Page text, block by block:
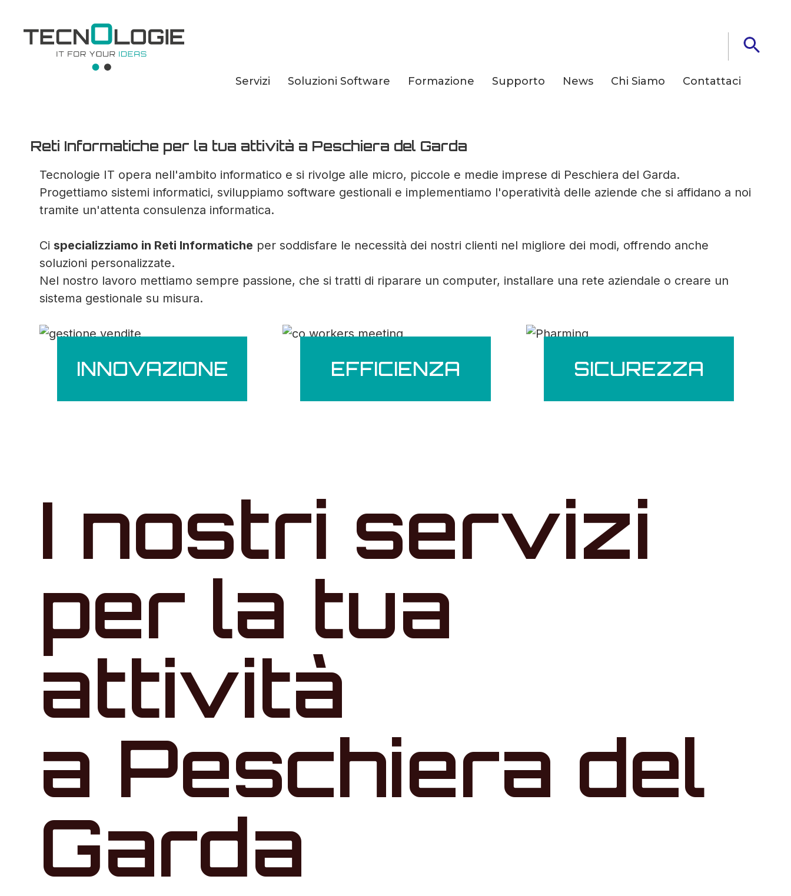
Servizi Soluzioni Software Formazione Supporto News Chi Siamo Contattaci
Reti Informatiche per la tua attività a Peschiera del Garda
Tecnologie IT opera nell'ambito informatico e si rivolge alle micro, piccole e medie imprese di Peschiera del Garda.
Progettiamo sistemi informatici, sviluppiamo software gestionali e implementiamo l'operatività delle aziende che si affidano a noi
tramite un'attenta consulenza informatica.
Ci specializziamo in Reti Informatiche per soddisfare le necessità dei nostri clienti nel migliore dei modi, offrendo anche
soluzioni personalizzate.
Nel nostro lavoro mettiamo sempre passione, che si tratti di riparare un computer, installare una rete aziendale o creare un
sistema gestionale su misura.
INNOVAZIONE EFFICIENZA SICUREZZA
I nostri servizi
per la tua
attività
a Peschiera del
Garda